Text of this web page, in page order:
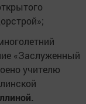
«Заслуженный
учителю